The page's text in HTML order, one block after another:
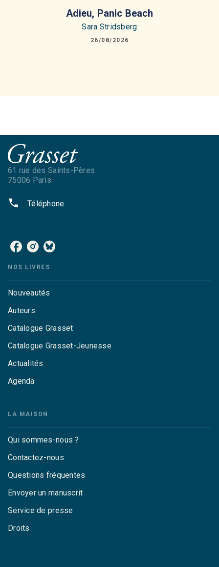
Adieu, Panic Beach
Sara Stridsberg
26/08/2026
61 rue des Saints-Pères
75006 Paris
phone Téléphone
NOS LIVRES
Nouveautés
Auteurs
Catalogue Grasset
Catalogue Grasset-Jeunesse
Actualités
Agenda
LA MAISON
Qui sommes-nous ?
Contactez-nous
Questions fréquentes
Envoyer un manuscrit
Service de presse
Droits